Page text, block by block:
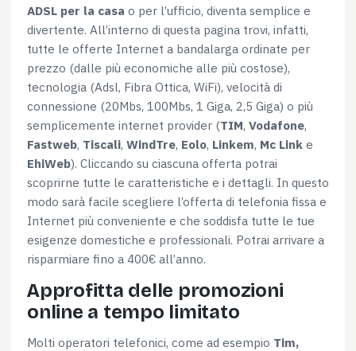
ADSL per la casa o per l’ufficio, diventa semplice e
divertente. All’interno di questa pagina trovi, infatti,
tutte le offerte Internet a bandalarga ordinate per
prezzo (dalle più economiche alle più costose),
tecnologia (Adsl, Fibra Ottica, WiFi), velocità di
connessione (20Mbs, 100Mbs, 1 Giga, 2,5 Giga) o più
semplicemente internet provider (TIM, Vodafone,
Fastweb, Tiscali, WindTre, Eolo, Linkem, Mc Link e
EhiWeb). Cliccando su ciascuna offerta potrai
scoprirne tutte le caratteristiche e i dettagli. In questo
modo sarà facile scegliere l’offerta di telefonia fissa e
Internet più conveniente e che soddisfa tutte le tue
esigenze domestiche e professionali. Potrai arrivare a
risparmiare fino a 400€ all’anno.
Approfitta delle promozioni
online a tempo limitato
Molti operatori telefonici, come ad esempio Tim,